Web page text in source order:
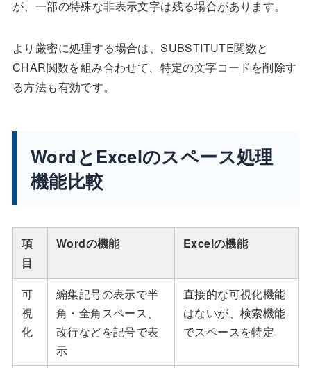
が、一部の特殊な非表示文字は残る場合があります。
より厳密に処理する場合は、SUBSTITUTE関数と
CHAR関数を組み合わせて、特定の文字コードを削除す
る方法も有効です。
WordとExcelのスペース処理
機能比較
項
目
Wordの機能 Excelの機能
可
視
化
編集記号の表示で半
角・全角スペース、
改行などを記号で表
示
直接的な可視化機能
はないが、検索機能
でスペースを特定